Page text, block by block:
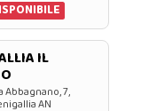
IL
Abbagnano, 7,
AN